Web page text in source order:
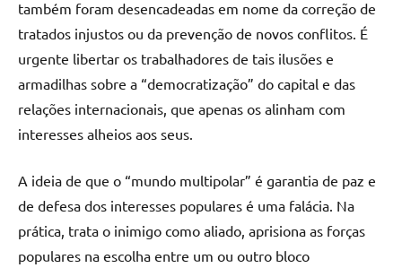
também foram desencadeadas em nome da correção de
tratados injustos ou da prevenção de novos conflitos. É
urgente libertar os trabalhadores de tais ilusões e
armadilhas sobre a “democratização” do capital e das
relações internacionais, que apenas os alinham com
interesses alheios aos seus.
A ideia de que o “mundo multipolar” é garantia de paz e
de defesa dos interesses populares é uma falácia. Na
prática, trata o inimigo como aliado, aprisiona as forças
populares na escolha entre um ou outro bloco